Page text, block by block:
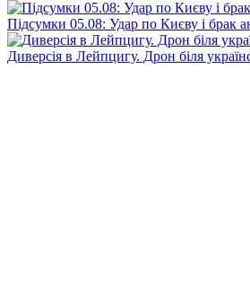
Підсумки 05.08: Удар по Києву і брак
Диверсія в Лейпцигу. Дрон біля